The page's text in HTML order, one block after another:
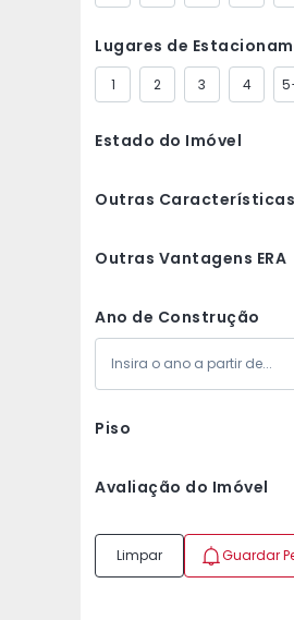
Lugares de
1 2 3 4
Estado do Imóvel
Outras Características
Outras Vantagens ERA
Ano de Construção
Piso
Avaliação do Imóvel
Limpar Guardar